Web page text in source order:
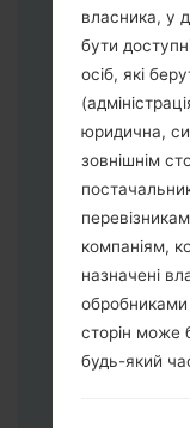
Далі
власника, у
бути
осіб, які
юридична,
зовнішнім
компаніям,
назначені
сторін може
будь-який